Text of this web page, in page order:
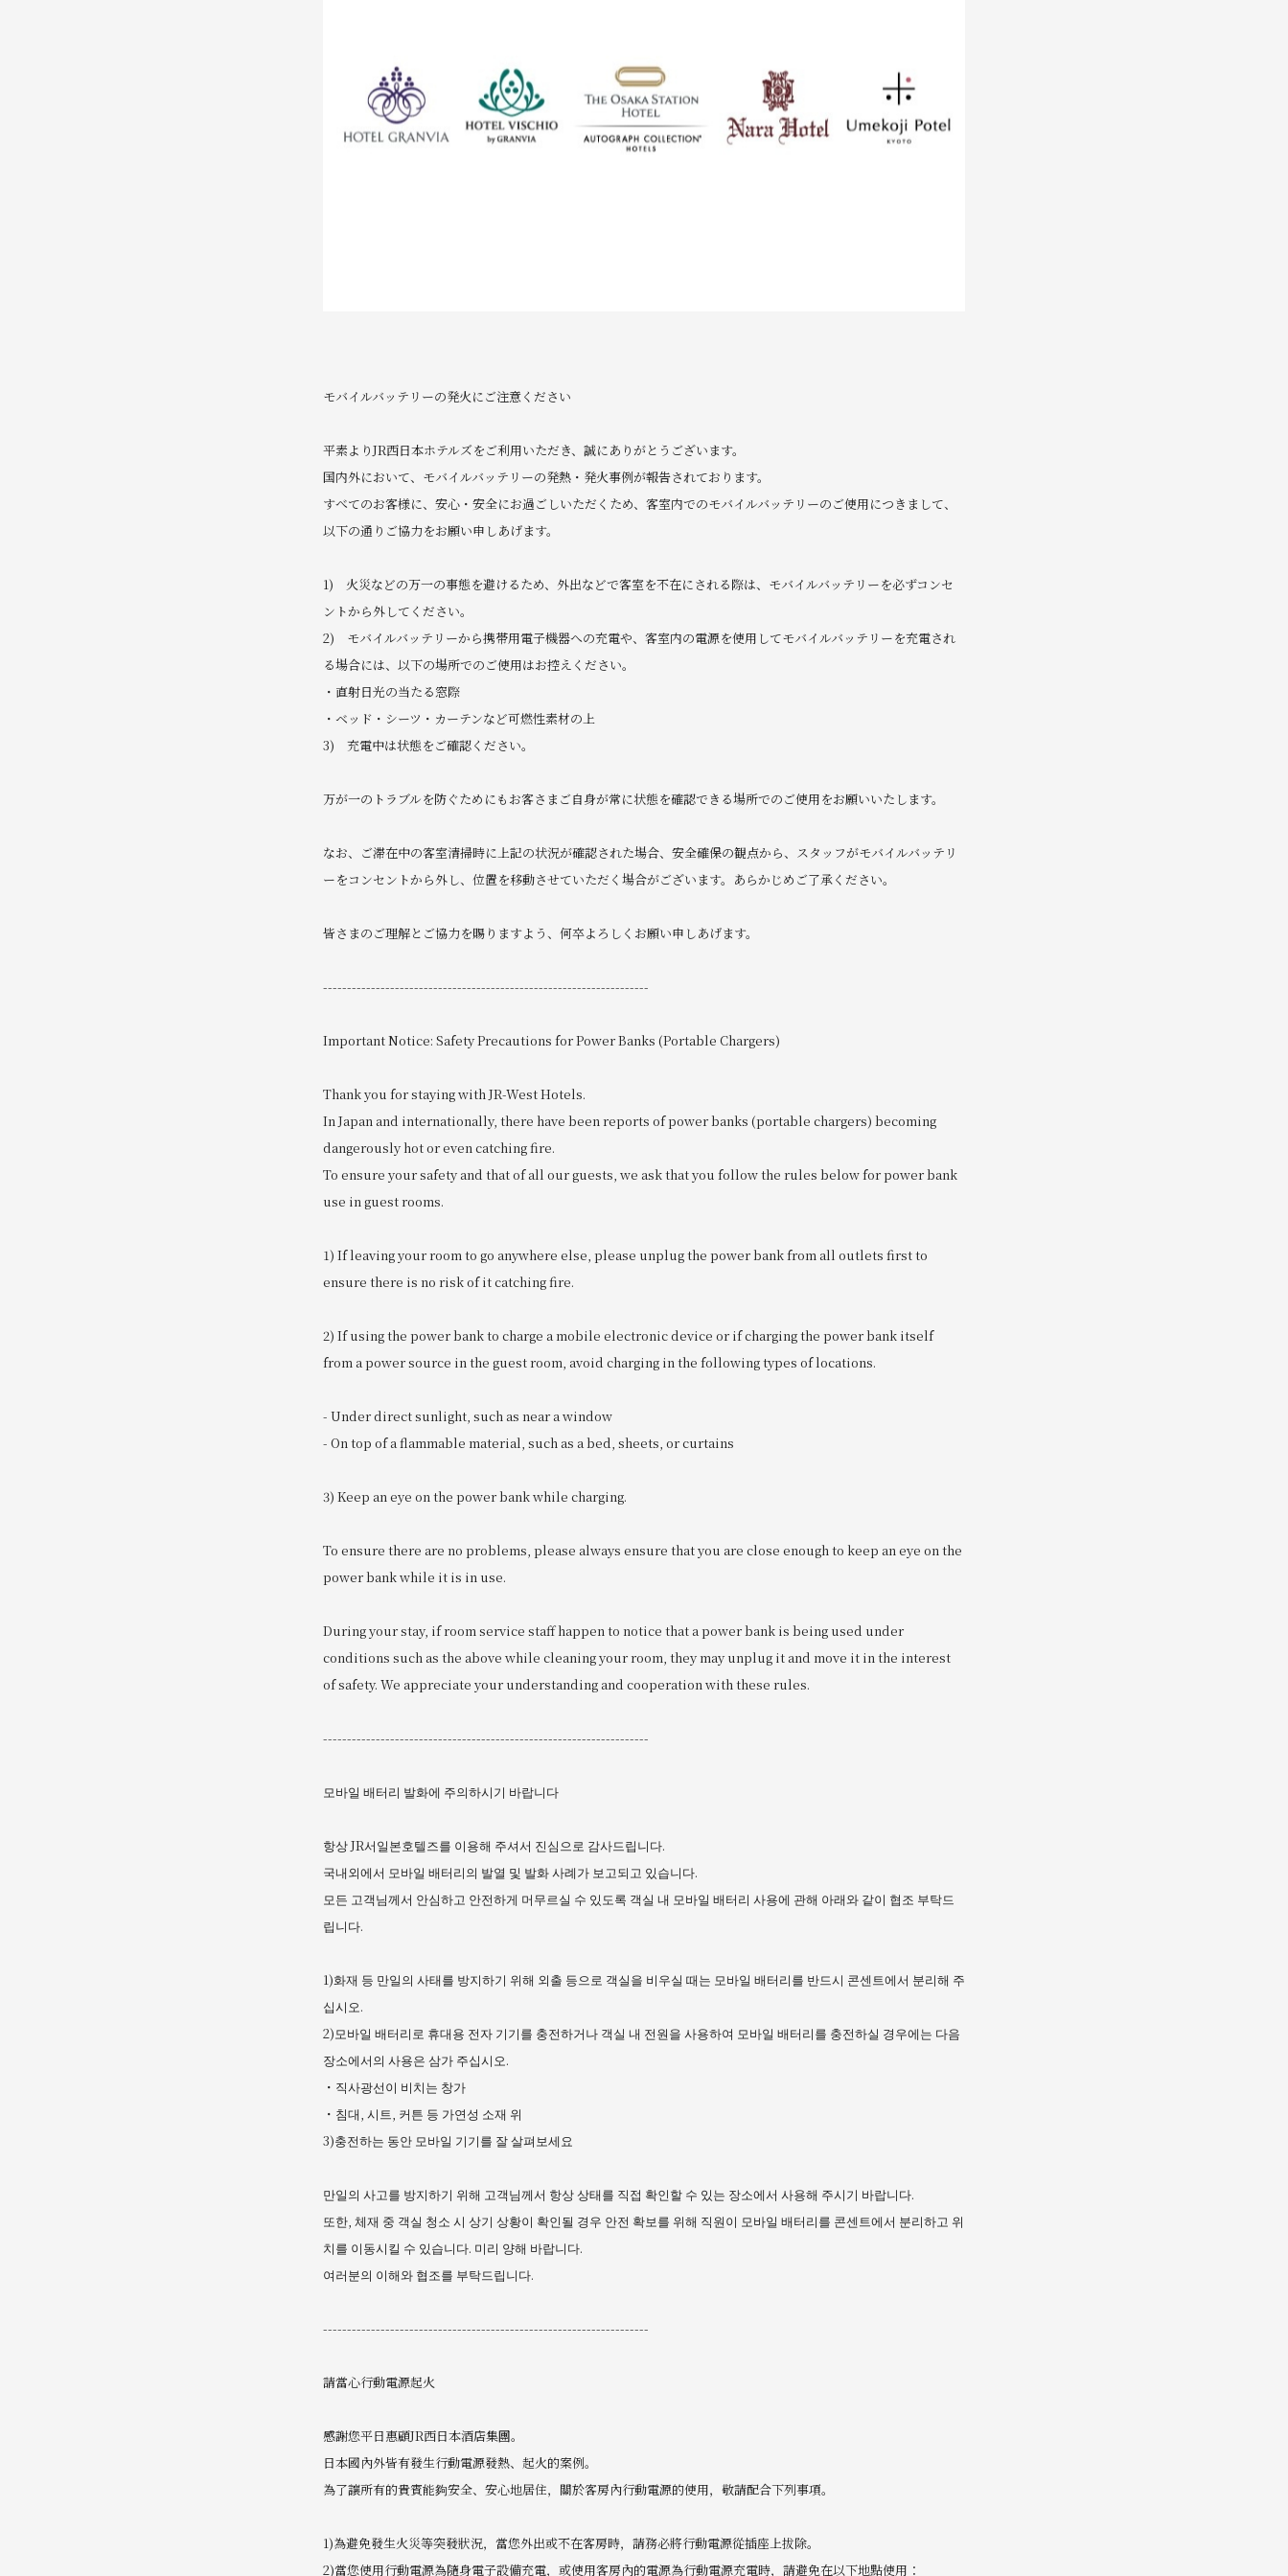
モバイルバッテリーの発火にご注意ください
平素よりJR西日本ホテルズをご利用いただき、誠にありがとうございます。
国内外において、モバイルバッテリーの発熱・発火事例が報告されております。
すべてのお客様に、安心・安全にお過ごしいただくため、客室内でのモバイルバッテリーのご使用につきまして、
以下の通りご協力をお願い申しあげます。
1) 火災などの万一の事態を避けるため、外出などで客室を不在にされる際は、モバイルバッテリーを必ずコンセ
ントから外してください。
2) モバイルバッテリーから携帯用電子機器への充電や、客室内の電源を使用してモバイルバッテリーを充電され
る場合には、以下の場所でのご使用はお控えください。
・直射日光の当たる窓際
・ベッド・シーツ・カーテンなど可燃性素材の上
3) 充電中は状態をご確認ください。
万が一のトラブルを防ぐためにもお客さまご自身が常に状態を確認できる場所でのご使用をお願いいたします。
なお、ご滞在中の客室清掃時に上記の状況が確認された場合、安全確保の観点から、スタッフがモバイルバッテリ
ーをコンセントから外し、位置を移動させていただく場合がございます。あらかじめご了承ください。
皆さまのご理解とご協力を賜りますよう、何卒よろしくお願い申しあげます。
--------------------------------------------------------------------
Important Notice: Safety Precautions for Power Banks (Portable Chargers)
Thank you for staying with JR-West Hotels.
In Japan and internationally, there have been reports of power banks (portable chargers) becoming
dangerously hot or even catching fire.
To ensure your safety and that of all our guests, we ask that you follow the rules below for power bank
use in guest rooms.
1) If leaving your room to go anywhere else, please unplug the power bank from all outlets first to
ensure there is no risk of it catching fire.
2) If using the power bank to charge a mobile electronic device or if charging the power bank itself
from a power source in the guest room, avoid charging in the following types of locations.
- Under direct sunlight, such as near a window
- On top of a flammable material, such as a bed, sheets, or curtains
3) Keep an eye on the power bank while charging.
To ensure there are no problems, please always ensure that you are close enough to keep an eye on the
power bank while it is in use.
During your stay, if room service staff happen to notice that a power bank is being used under
conditions such as the above while cleaning your room, they may unplug it and move it in the interest
of safety. We appreciate your understanding and cooperation with these rules.
--------------------------------------------------------------------
모바일 배터리 발화에 주의하시기 바랍니다
항상 JR서일본호텔즈를 이용해 주셔서 진심으로 감사드립니다.
국내외에서 모바일 배터리의 발열 및 발화 사례가 보고되고 있습니다.
모든 고객님께서 안심하고 안전하게 머무르실 수 있도록 객실 내 모바일 배터리 사용에 관해 아래와 같이 협조 부탁드
립니다.
1)화재 등 만일의 사태를 방지하기 위해 외출 등으로 객실을 비우실 때는 모바일 배터리를 반드시 콘센트에서 분리해 주
십시오.
2)모바일 배터리로 휴대용 전자 기기를 충전하거나 객실 내 전원을 사용하여 모바일 배터리를 충전하실 경우에는 다음
장소에서의 사용은 삼가 주십시오.
・직사광선이 비치는 창가
・침대, 시트, 커튼 등 가연성 소재 위
3)충전하는 동안 모바일 기기를 잘 살펴보세요
만일의 사고를 방지하기 위해 고객님께서 항상 상태를 직접 확인할 수 있는 장소에서 사용해 주시기 바랍니다.
또한, 체재 중 객실 청소 시 상기 상황이 확인될 경우 안전 확보를 위해 직원이 모바일 배터리를 콘센트에서 분리하고 위
치를 이동시킬 수 있습니다. 미리 양해 바랍니다.
여러분의 이해와 협조를 부탁드립니다.
--------------------------------------------------------------------
請當心行動電源起火
感謝您平日惠顧JR西日本酒店集團。
日本國內外皆有發生行動電源發熱、起火的案例。
為了讓所有的貴賓能夠安全、安心地居住，關於客房內行動電源的使用，敬請配合下列事項。
1)為避免發生火災等突發狀況，當您外出或不在客房時，請務必將行動電源從插座上拔除。
2)當您使用行動電源為隨身電子設備充電，或使用客房內的電源為行動電源充電時，請避免在以下地點使用：